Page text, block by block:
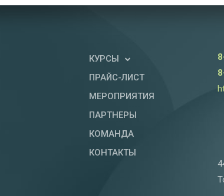
КУРСЫ
ПРАЙС-ЛИСТ
МЕРОПРИЯТИЯ
ПАРТНЕРЫ
КОМАНДА
КОНТАКТЫ